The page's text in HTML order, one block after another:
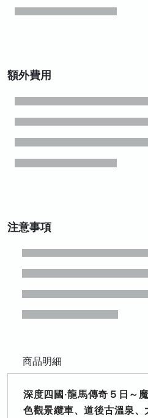
額外費用
注意事項
商品明細
深度四國‧龍馬傳奇５日～
色觀景纜車、道後古溫泉